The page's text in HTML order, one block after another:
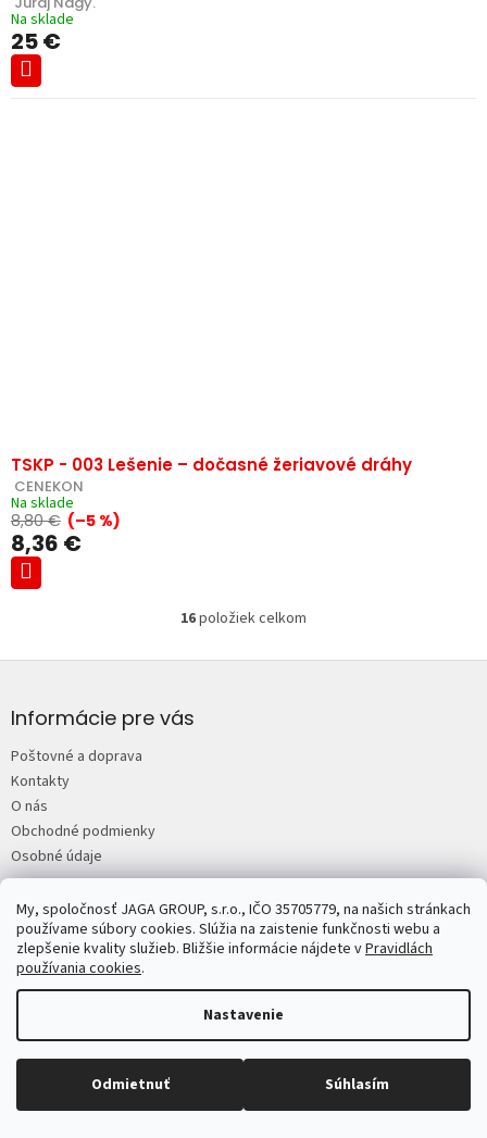
My, spoločnosť JAGA GROUP, s.r.o., IČO 35705779, na našich stránkach
používame súbory cookies. Slúžia na zaistenie funkčnosti webu a
zlepšenie kvality služieb. Bližšie informácie nájdete vPravidlách
používania cookies.
Nastavenie
Odmietnuť Súhlasím
Na sklade
25 €
TSKP - 003 Lešenie – dočasné žeriavové dráhy
CENEKON
Na sklade
8,80 € (–5 %)
8,36 €
O
l
k
v
ý
p
s
u
16položiek celkom
p
e
Informácie pre vás
Poštovné a doprava
Kontakty
O nás
Obchodné podmienky
Osobné údaje
JAGA.sk Predplatné časopisov JAGA Mojdom.sk Urobsisam.sk
Zahrada.sk ASB.sk
Copyright 2026JAGASTORE.sk. Všetky práva vyhradené.Upraviť